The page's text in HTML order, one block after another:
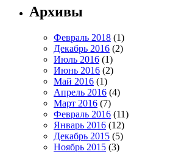
Архивы
Февраль 2018 (1)
Декабрь 2016 (2)
Июль 2016 (1)
Июнь 2016 (2)
Май 2016 (1)
Апрель 2016 (4)
Март 2016 (7)
Февраль 2016 (11)
Январь 2016 (12)
Декабрь 2015 (5)
Ноябрь 2015 (3)